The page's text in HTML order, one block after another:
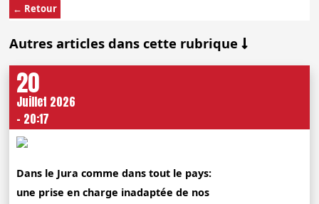
← Retour
Autres articles dans cette rubrique
20
Juillet 2026
- 20:17
Dans le Jura comme dans tout le pays:
une prise en charge inadaptée de nos